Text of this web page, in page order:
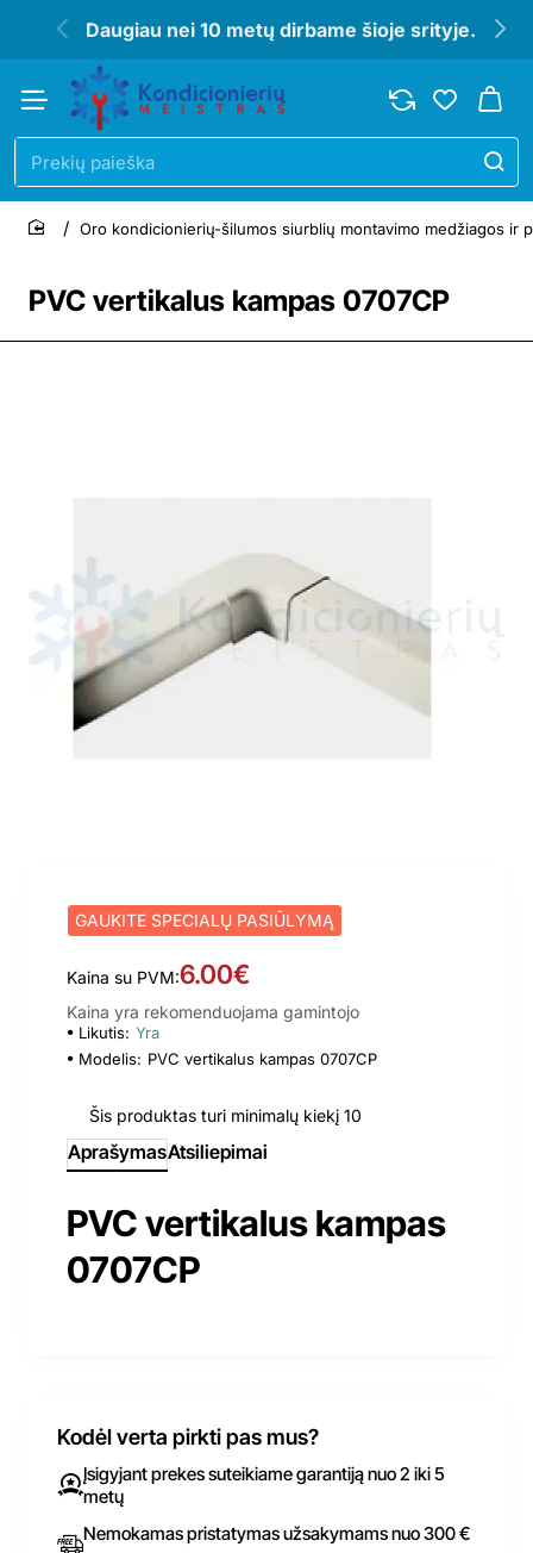
Daugiau nei 10 metų dirbame šioje srityje.
Prekių
paieška
PVC vertikalus kampas 0707CP
home
Oro kondicionierių-šilumos siurblių montavimo medžiagos ir
GAUKITE SPECIALŲ PASIŪLYMĄ
Kaina su PVM:6.00€
Kaina yra rekomenduojama gamintojo
Likutis: Yra
Modelis: PVC vertikalus kampas 0707CP
Šis produktas turi minimalų kiekį 10
AprašymasAtsiliepimai
PVC vertikalus kampas
0707CP
Kodėl verta pirkti pas mus?
Įsigyjant prekes suteikiame garantiją nuo 2 iki 5
metų
Nemokamas pristatymas užsakymams nuo 300 €